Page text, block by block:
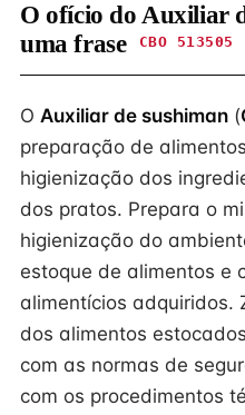
O ofício do Auxiliar
uma frase
CBO 513505
O Auxiliar de sushiman (
preparação de
higienização dos
dos pratos. Prepara o
higienização do
estoque de alimentos e
alimentícios adquiridos.
dos alimentos
com as normas de
com os procedimentos